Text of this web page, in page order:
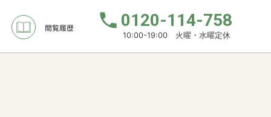
閲覧履歴 0120-114-758
10:00-19:00 火曜・水曜定休